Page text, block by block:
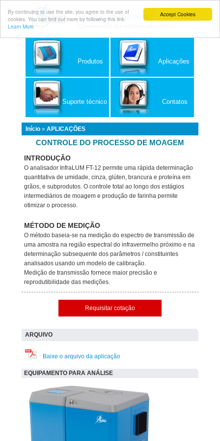
Accept Cookies
By continuing to use the site, you agree to the use of
cookies. You can find out more by following this link.
Learn More
Lumex Instruments
Produtos Aplicações
Suporte técnico Contatos
Início » APLICAÇÕES
CONTROLE DO PROCESSO DE MOAGEM
INTRODUÇÃO
O analisador InfraLUM FT-12 permite uma rápida determinação
quantitativa de umidade, cinza, glúten, brancura e proteína em
grãos, e subprodutos. O controle total ao longo dos estágios
intermediários de moagem e produção de farinha permite
otimizar o processo.
MÉTODO DE MEDIÇÃO
O método baseia-se na medição do espectro de transmissão de
uma amostra na região espectral do infravermelho próximo e na
determinação subsequente dos parâmetros / constituintes
analisados ​​usando um modelo de calibração.
Medição de transmissão fornece maior precisão e
reprodutibilidade das medições.
Requisitar cotação
ARQUIVO
Baixe o arquivo da aplicação
EQUIPAMENTO PARA ANÁLISE